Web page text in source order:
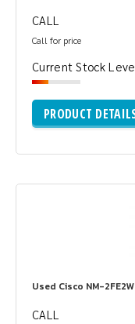
CALL
Call for price
Current Stock
PRODUCT
Used Cisco NM-
CALL